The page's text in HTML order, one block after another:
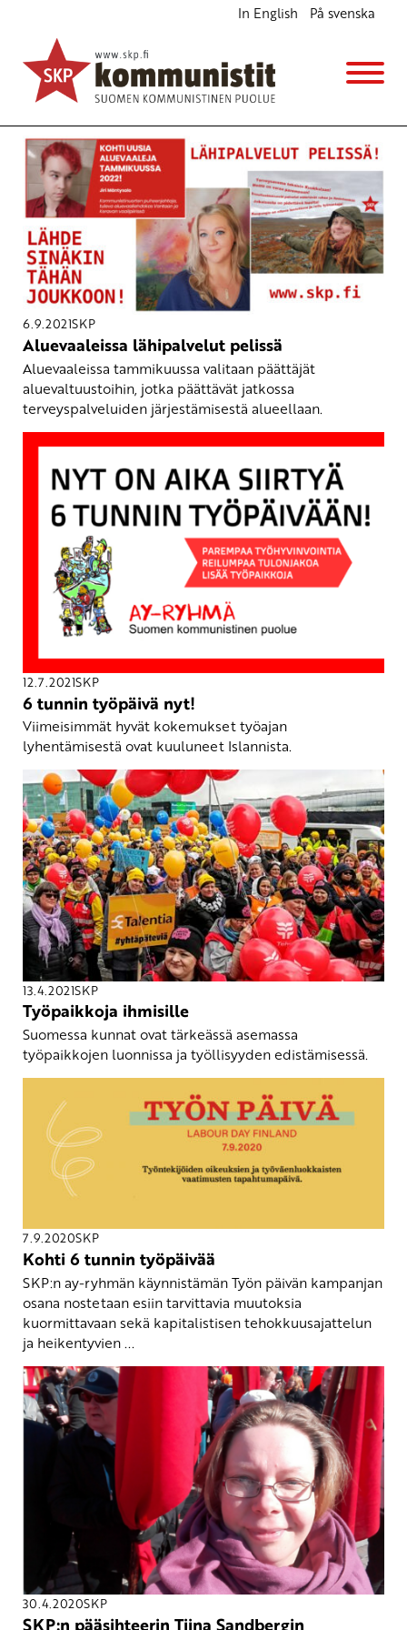
In English På svenska
6-tunnin työaika
6.9.2021SKP
Aluevaaleissa lähipalvelut pelissä
Aluevaaleissa tammikuussa valitaan päättäjät
aluevaltuustoihin, jotka päättävät jatkossa
terveyspalveluiden järjestämisestä alueellaan.
12.7.2021SKP
6 tunnin työpäivä nyt!
Viimeisimmät hyvät kokemukset työajan
lyhentämisestä ovat kuuluneet Islannista.
13.4.2021SKP
Työpaikkoja ihmisille
Suomessa kunnat ovat tärkeässä asemassa
työpaikkojen luonnissa ja työllisyyden edistämisessä.
7.9.2020SKP
Kohti 6 tunnin työpäivää
SKP:n ay-ryhmän käynnistämän Työn päivän kampanjan
osana nostetaan esiin tarvittavia muutoksia
kuormittavaan sekä kapitalistisen tehokkuusajattelun
ja heikentyvien ...
30.4.2020SKP
SKP:n pääsihteerin Tiina Sandbergin